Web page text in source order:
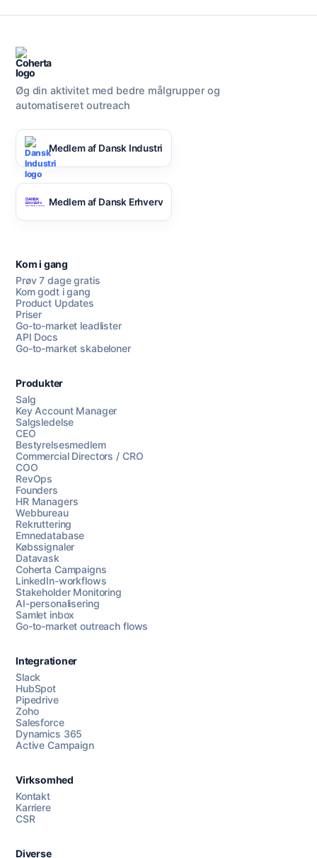
Chat med os
AI Campaign Assist
Øg din aktivitet med bedre målgrupper og
automatiseret outreach
Medlem af Dansk Industri
Medlem af Dansk Erhverv
Kom i gang
Prøv 7 dage gratis
Kom godt i gang
Product Updates
Priser
Go-to-market leadlister
API Docs
Go-to-market skabeloner
Produkter
Salg
Key Account Manager
Salgsledelse
CEO
Bestyrelsesmedlem
Commercial Directors / CRO
COO
RevOps
Founders
HR Managers
Webbureau
Rekruttering
Emnedatabase
Købssignaler
Datavask
Coherta Campaigns
LinkedIn-workflows
Stakeholder Monitoring
AI-personalisering
Samlet inbox
Go-to-market outreach flows
Integrationer
Slack
HubSpot
Pipedrive
Zoho
Salesforce
Dynamics 365
Active Campaign
Virksomhed
Kontakt
Karriere
CSR
Diverse